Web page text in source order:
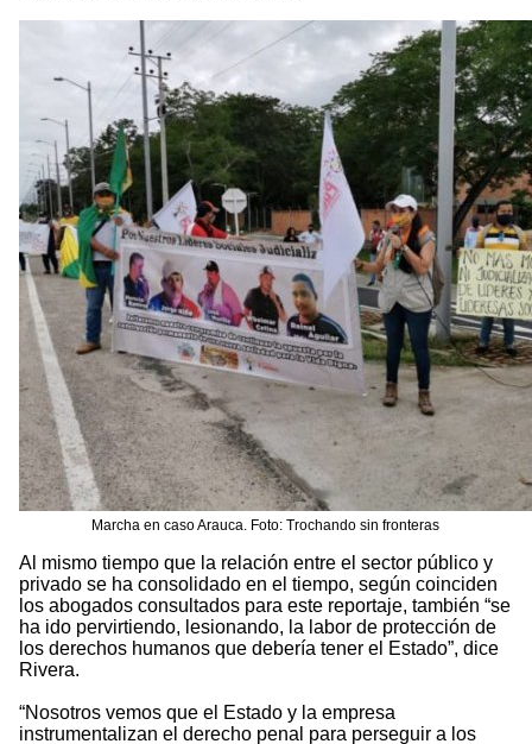
Marcha en caso Arauca. Foto: Trochando sin fronteras
Al mismo tiempo que la relación entre el sector público y
privado se ha consolidado en el tiempo, según coinciden
los abogados consultados para este reportaje, también “se
ha ido pervirtiendo, lesionando, la labor de protección de
los derechos humanos que debería tener el Estado”, dice
Rivera.
“Nosotros vemos que el Estado y la empresa
instrumentalizan el derecho penal para perseguir a los